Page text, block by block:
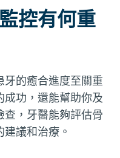
控有何重
牙的癒合進度至關重
成功，還能幫助你及
查，牙醫能夠評估骨
議和治療。